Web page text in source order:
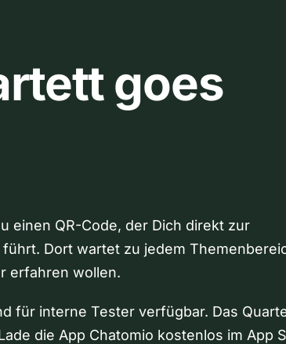
goes
einen QR-Code, der Dich direkt zur
Dort wartet zu jedem
erfahren wollen.
für interne Tester verfügbar. Das
die App Chatomio kostenlos im App